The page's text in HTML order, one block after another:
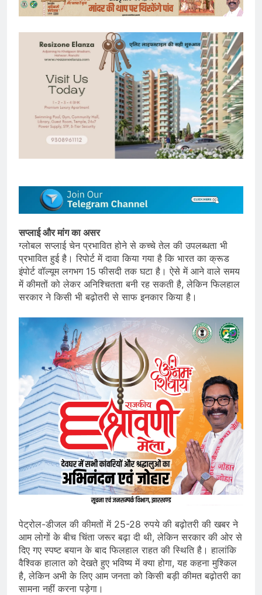
सप्लाई और मांग का असर
ग्लोबल सप्लाई चेन प्रभावित होने से कच्चे तेल की उपलब्धता भी
प्रभावित हुई है। रिपोर्ट में दावा किया गया है कि भारत का क्रूड
इंपोर्ट वॉल्यूम लगभग 15 फीसदी तक घटा है। ऐसे में आने वाले समय
में कीमतों को लेकर अनिश्चितता बनी रह सकती है, लेकिन फिलहाल
सरकार ने किसी भी बढ़ोतरी से साफ इनकार किया है।
पेट्रोल-डीजल की कीमतों में 25-28 रुपये की बढ़ोतरी की खबर ने
आम लोगों के बीच चिंता जरूर बढ़ा दी थी, लेकिन सरकार की ओर से
दिए गए स्पष्ट बयान के बाद फिलहाल राहत की स्थिति है। हालांकि
वैश्विक हालात को देखते हुए भविष्य में क्या होगा, यह कहना मुश्किल
है, लेकिन अभी के लिए आम जनता को किसी बड़ी कीमत बढ़ोतरी का
सामना नहीं करना पड़ेगा।